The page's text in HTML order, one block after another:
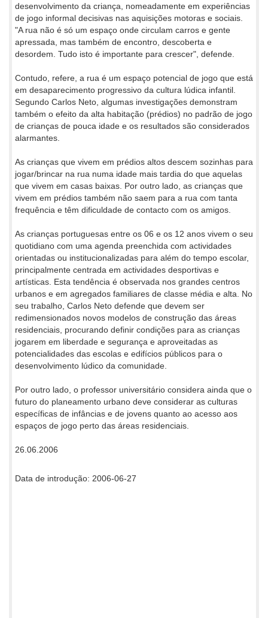
desenvolvimento da criança, nomeadamente em experiências
de jogo informal decisivas nas aquisições motoras e sociais.
"A rua não é só um espaço onde circulam carros e gente
apressada, mas também de encontro, descoberta e
desordem. Tudo isto é importante para crescer", defende.
Contudo, refere, a rua é um espaço potencial de jogo que está
em desaparecimento progressivo da cultura lúdica infantil.
Segundo Carlos Neto, algumas investigações demonstram
também o efeito da alta habitação (prédios) no padrão de jogo
de crianças de pouca idade e os resultados são considerados
alarmantes.
As crianças que vivem em prédios altos descem sozinhas para
jogar/brincar na rua numa idade mais tardia do que aquelas
que vivem em casas baixas. Por outro lado, as crianças que
vivem em prédios também não saem para a rua com tanta
frequência e têm dificuldade de contacto com os amigos.
As crianças portuguesas entre os 06 e os 12 anos vivem o seu
quotidiano com uma agenda preenchida com actividades
orientadas ou institucionalizadas para além do tempo escolar,
principalmente centrada em actividades desportivas e
artísticas. Esta tendência é observada nos grandes centros
urbanos e em agregados familiares de classe média e alta. No
seu trabalho, Carlos Neto defende que devem ser
redimensionados novos modelos de construção das áreas
residenciais, procurando definir condições para as crianças
jogarem em liberdade e segurança e aproveitadas as
potencialidades das escolas e edifícios públicos para o
desenvolvimento lúdico da comunidade.
Por outro lado, o professor universitário considera ainda que o
futuro do planeamento urbano deve considerar as culturas
específicas de infâncias e de jovens quanto ao acesso aos
espaços de jogo perto das áreas residenciais.
26.06.2006
Data de introdução: 2006-06-27